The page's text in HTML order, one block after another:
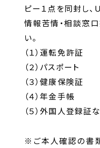
ピー１点を同封し
情報苦情・相談窓
い。
（１）運転免許証
（２）パスポート
（３）健康保険証
（４）年金手帳
（５）外国人登録証
※ご本人確認の書